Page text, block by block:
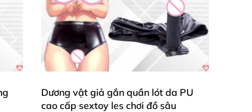
Dương vật giả gắn quần lót da PU
cao cấp sextoy les chơi đồ sâu